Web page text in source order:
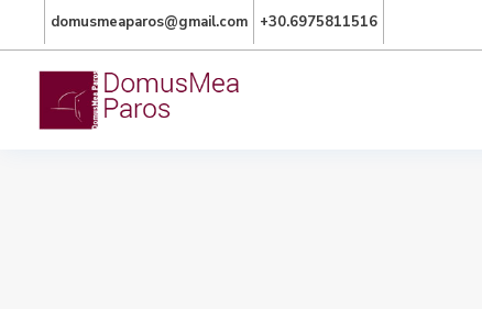
domusmeaparos@gmail.com +30.6975811516